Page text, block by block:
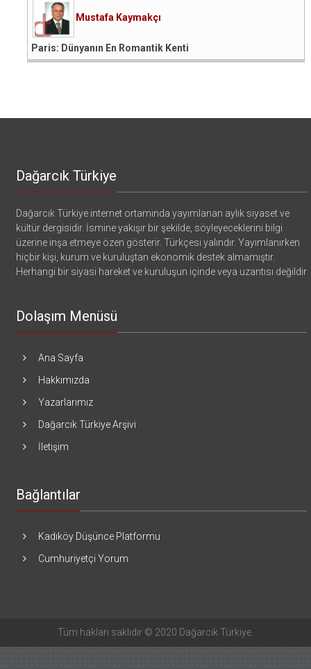
Mustafa Kaymakçı
Paris: Dünyanın En Romantik Kenti
Dağarcık Türkiye
Dağarcık Türkiye internet ortamında yayımlanan aylık siyaset ve
kültür dergisidir. İsmine yakışır bir şekilde, söyleyeceklerini bilgi
üzerine inşa etmeye özen gösterir. Türkçesi yalındır. Yayımlanırken
hiçbir kişi, kurum ve kuruluştan ekonomik destek almamıştır.
Herhangi bir siyasi hareket ve kuruluşun içinde veya uzantısı değildir
Dolaşım Menüsü
Ana Sayfa
Hakkımızda
Yazarlarımız
Dağarcık Türkiye Arşivi
İletişim
Bağlantılar
Kadıköy Düşünce Platformu
Cumhuriyetçi Yorum
Tüm hakları saklıdır © 2020 Dağarcık Türkiye.